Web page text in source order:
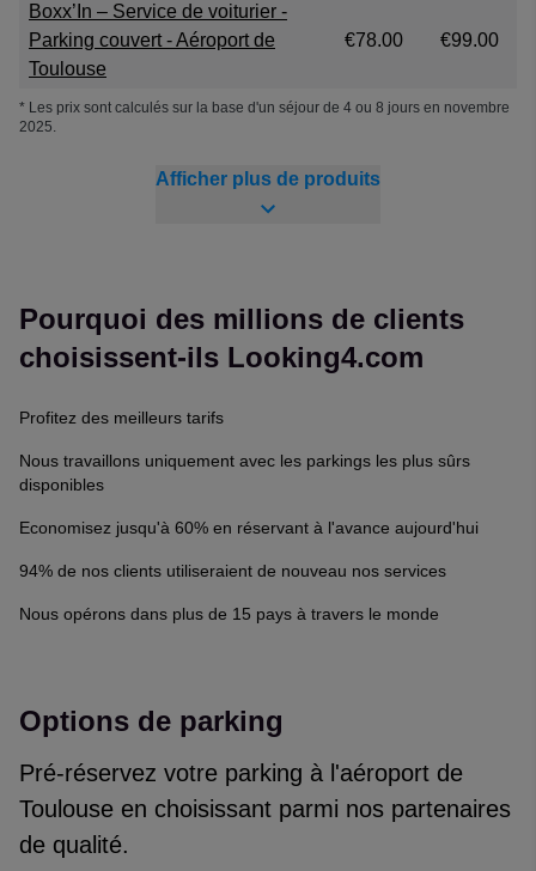
Boxx’In – Service de voiturier -
Parking couvert - Aéroport de
Toulouse
€78.00 €99.00
* Les prix sont calculés sur la base d'un séjour de 4 ou 8 jours en novembre
2025.
Afficher plus de produits
Pourquoi des millions de clients
choisissent-ils Looking4.com
Profitez des meilleurs tarifs
Nous travaillons uniquement avec les parkings les plus sûrs
disponibles
Economisez jusqu'à 60% en réservant à l'avance aujourd'hui
94% de nos clients utiliseraient de nouveau nos services
Nous opérons dans plus de 15 pays à travers le monde
Options de parking
Pré-réservez votre parking à l'aéroport de
Toulouse en choisissant parmi nos partenaires
de qualité.